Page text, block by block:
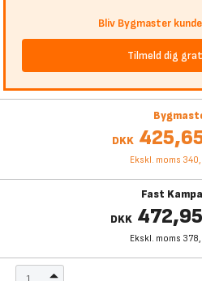
Bliv Bygmaster
Tilmeld dig
DKK
Ekskl. moms
Fast
DKK 472,95
Ekskl. moms